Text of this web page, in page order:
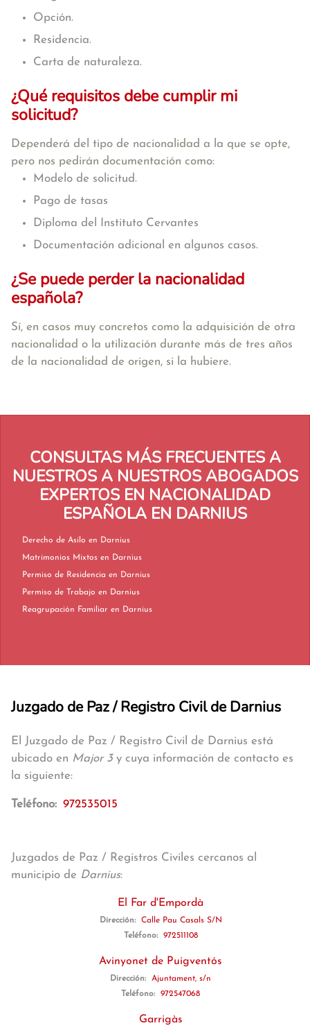
Opción.
Residencia.
Carta de naturaleza.
¿Qué requisitos debe cumplir mi
solicitud?
Dependerá del tipo de nacionalidad a la que se opte,
pero nos pedirán documentación como:
Modelo de solicitud.
Pago de tasas
Diploma del Instituto Cervantes
Documentación adicional en algunos casos.
¿Se puede perder la nacionalidad
española?
Sí, en casos muy concretos como la adquisición de otra
nacionalidad o la utilización durante más de tres años
de la nacionalidad de origen, si la hubiere.
CONSULTAS MÁS FRECUENTES A
NUESTROS A NUESTROS ABOGADOS
EXPERTOS EN NACIONALIDAD
ESPAÑOLA EN DARNIUS
Derecho de Asilo en Darnius
Matrimonios Mixtos en Darnius
Permiso de Residencia en Darnius
Permiso de Trabajo en Darnius
Reagrupación Familiar en Darnius
Juzgado de Paz / Registro Civil de Darnius
El Juzgado de Paz / Registro Civil de Darnius está
ubicado en Major 3y cuya información de contacto es
la siguiente:
Teléfono: 972535015
Juzgados de Paz / Registros Civiles cercanos al
municipio de Darnius:
El Far d'Empordà
Dirección:
Calle Pau Casals S/N
Teléfono:
972511108
Avinyonet de Puigventós
Dirección:
Ajuntament, s/n
Teléfono:
972547068
Garrigàs